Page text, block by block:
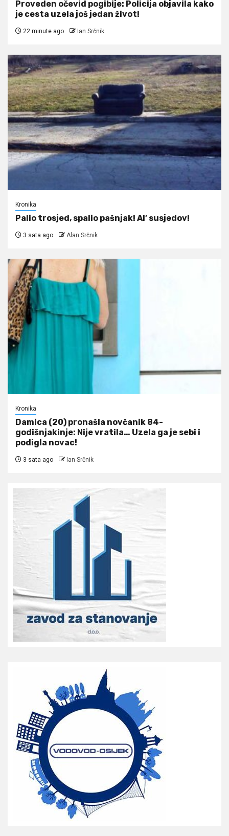
Proveden očevid pogibije: Policija objavila kako
je cesta uzela još jedan život!
22 minute ago Ian Srčnik
Kronika
Palio trosjed, spalio pašnjak! Al’ susjedov!
3 sata ago Alan Srčnik
Kronika
Damica (20) pronašla novčanik 84-
godišnjakinje: Nije vratila… Uzela ga je sebi i
podigla novac!
3 sata ago Ian Srčnik